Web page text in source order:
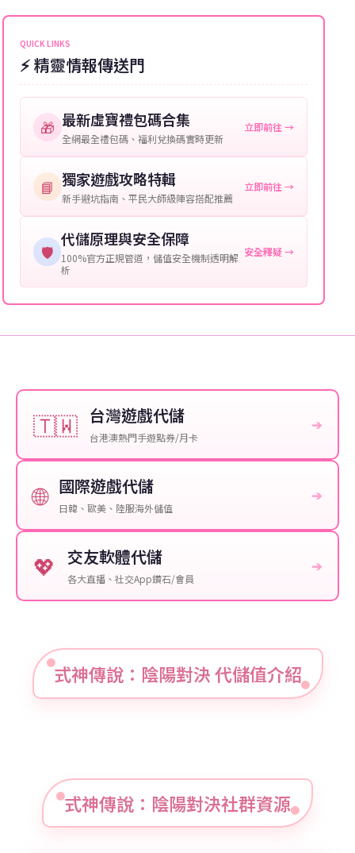
角色名稱：您遊戲中的角色名稱。
等級：角色的當前等級。
提供這些信息能幫助我們更快地處理您的代儲需求，確
保您盡享遊戲樂趣！
可直接聯絡客服查詢訂單進度。
QUICK LINKS
⚡ 精靈情報傳送門
🎁 最新虛寶禮包碼合集
全網最全禮包碼、福利兌換碼實時更新
立即前往 →
📘 獨家遊戲攻略特輯
新手避坑指南、平民大師級陣容搭配推薦
立即前往 →
🛡️
代儲原理與安全保障
100%官方正規管道，儲值安全機制透明解
析
安全釋疑 →
🇹🇼 台灣遊戲代儲
台港澳熱門手遊點券/月卡
➔
🌐 國際遊戲代儲
日韓、歐美、陸服海外儲值
➔
💖 交友軟體代儲
各大直播、社交App鑽石/會員
➔
式神傳說：陰陽對決 代儲值介紹
式神傳說：陰陽對決社群資源